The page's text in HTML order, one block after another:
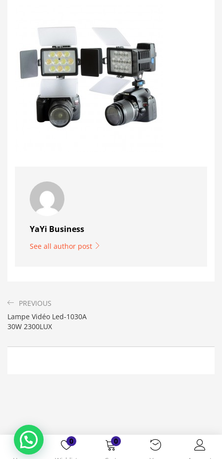
0 0
YaYi Business
See all author post
PREVIOUS
Lampe Vidéo Led-1030A
30W 2300LUX